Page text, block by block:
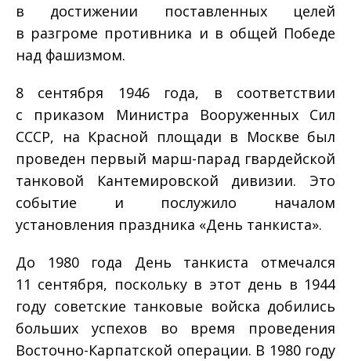
в достижении поставленных целей
в разгроме противника и в общей Победе
над фашизмом.
8 сентября 1946 года, в соответствии
с приказом Министра Вооруженных Сил
СССР, на Красной площади в Москве был
проведен первый марш-парад гвардейской
танковой Кантемировской дивизии. Это
событие и послужило началом
установления праздника «День танкиста».
До 1980 года День танкиста отмечался
11 сентября, поскольку в этот день в 1944
году советские танковые войска добились
больших успехов во время проведения
Восточно-Карпатской операции. В 1980 году